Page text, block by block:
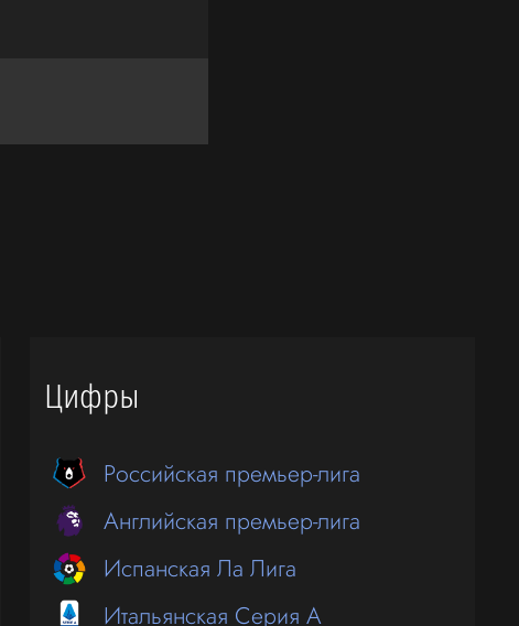
Цифры
Российская премьер-лига
Английская премьер-лига
Испанская Ла Лига
Итальянская Серия А